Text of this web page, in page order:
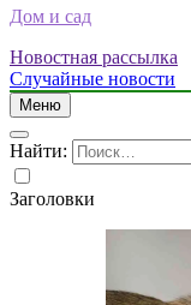
Дом и сад
Новостная рассылка
Случайные новости
Меню
Найти:
Заголовки